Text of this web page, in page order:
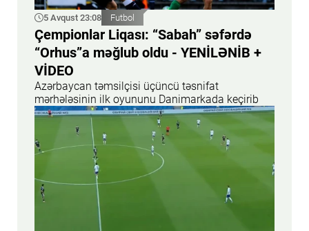
5 Avqust 23:08 Futbol
Çempionlar Liqası: “Sabah” səfərdə
“Orhus”a məğlub oldu - YENİLƏNİB +
VİDEO
Azərbaycan təmsilçisi üçüncü təsnifat
mərhələsinin ilk oyununu Danimarkada keçirib